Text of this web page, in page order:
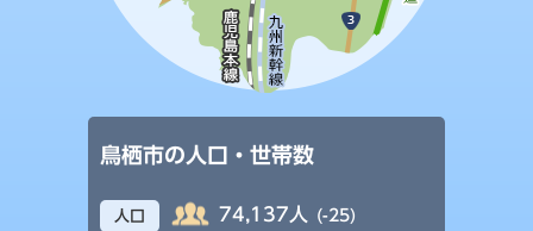
鳥栖市の人口・世帯数
人口 74,137人 (-25)